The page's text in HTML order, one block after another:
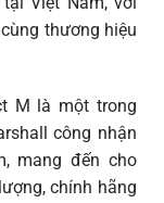
thương hiệu
M là một trong
công nhận
mang đến cho
chính hãng